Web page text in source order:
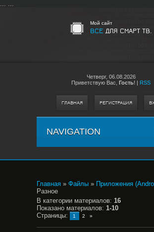
... ...
Мой сайт
ВСЕ ДЛЯ СМАРТ ТВ.
Четверг, 06.08.2026
Приветствую Вас Гость! | RSS
ГЛАВНАЯ РЕГИСТРАЦИЯ
NAVIGATION
Главная » Файлы » Приложения
Разное
В категории материалов: 16
Показано материалов: 1-10
Страницы: 1 2 »